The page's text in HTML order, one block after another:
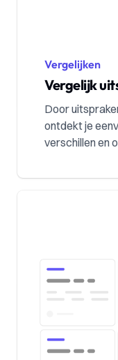
Vergelijken
Vergelijk
Door
ontdekt je
verschillen en